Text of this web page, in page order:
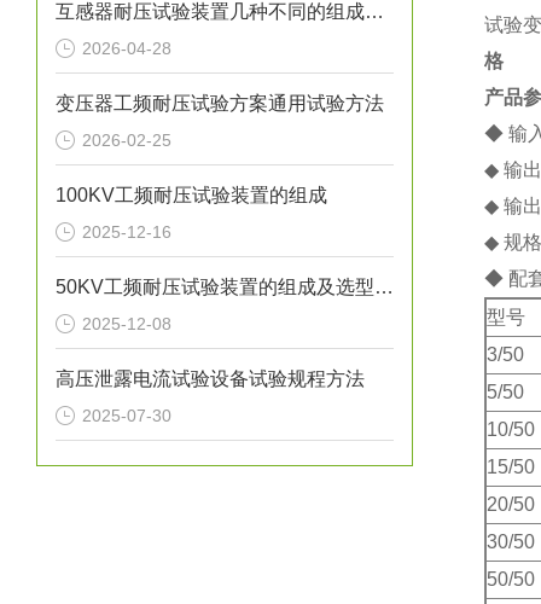
互感器耐压试验装置几种不同的组成结构
2026-04-28
变压器工频耐压试验方案通用试验方法
2026-02-25
100KV工频耐压试验装置的组成
2025-12-16
50KV工频耐压试验装置的组成及选型方法
2025-12-08
高压泄露电流试验设备试验规程方法
2025-07-30
试验
格
产品
◆ 输
◆ 输
◆ 输
◆ 规
◆ 配
型号
3/50
5/50
10/50
15/50
20/50
30/50
50/50